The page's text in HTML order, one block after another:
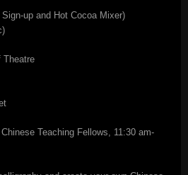
up and Hot Cocoa Mixer)
Theatre
Teaching Fellows, 11:30 am-